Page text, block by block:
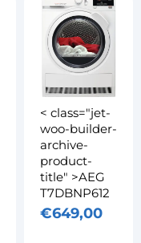
< class="jet-
woo-builder-
archive-
product-
title" >AEG
T7DBNP612
€649,00